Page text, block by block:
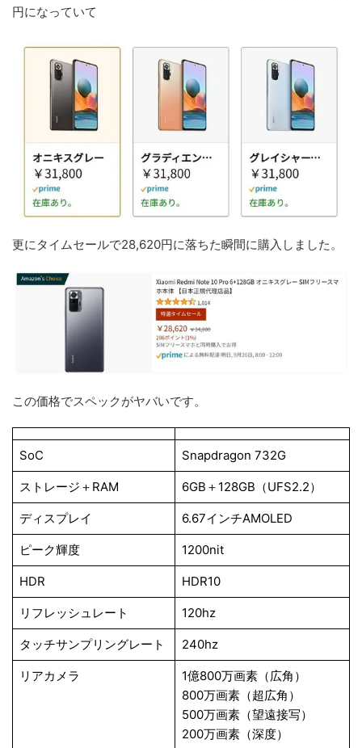
円になっていて
更にタイムセールで28,620円に落ちた瞬間に購入しました。
この価格でスペックがヤバいです。
SoC Snapdragon 732G
ストレージ＋RAM 6GB＋128GB（UFS2.2）
ディスプレイ 6.67インチAMOLED
ピーク輝度 1200nit
HDR HDR10
リフレッシュレート 120hz
タッチサンプリングレート 240hz
リアカメラ
1億800万画素（広角）
800万画素（超広角）
500万画素（望遠接写）
200万画素（深度）